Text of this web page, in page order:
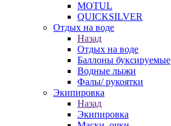
MOTUL
QUICKSILVER
Отдых на воде
Назад
Отдых на воде
Баллоны буксируемые
Водные лыжи
Фалы/ рукоятки
Экипировка
Назад
Экипировка